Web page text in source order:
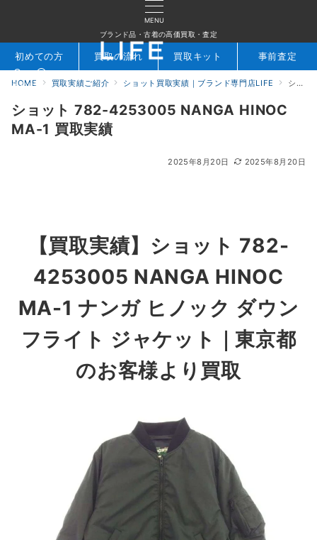
MENU
ブランド品・古着の高価買取・査定
検索 お問合せ
初めての方 買取の流れ 買取キット 事前査定
HOME 買取実績ご紹介 ショット買取実績｜ブランド専門店LIFE ショット 782-4253005 NANGA HINOC MA-1 買取実績
ショット 782-4253005 NANGA HINOC
MA-1 買取実績
2025年8月20日 2025年8月20日
【買取実績】 ショット 782-
4253005 NANGA HINOC
MA-1 ナンガ ヒノック ダウン
フライト ジャケット
｜東京都
のお客様より買取